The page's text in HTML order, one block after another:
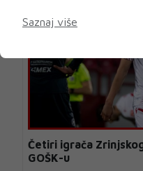
Četiri igrača
GOŠK-u
Saznaj više